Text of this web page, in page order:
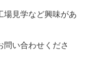
場見学など興味があ
い合わせくださ